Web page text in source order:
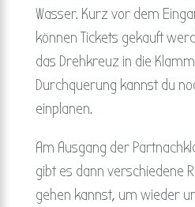
Wasser. Kurz vor dem
können Tickets gekauft
das Drehkreuz in die
Durchquerung kannst du
einplanen.
Am Ausgang der
gibt es dann verschiedene
gehen kannst, um wieder